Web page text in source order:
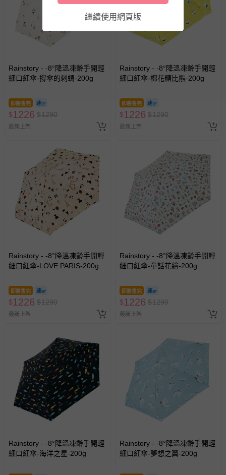
Rainstory - -8°降溫凍齡手開輕
細口紅傘-撐傘的刺蝟-200g
即將售完
$1226 $1290
最新上架
Rainstory - -8°降溫凍齡手開輕
細口紅傘-棉花糖比熊-200g
即將售完
$1226 $1290
最新上架
Rainstory - -8°降溫凍齡手開輕
細口紅傘-LOVE PARIS-200g
即將售完
$1226 $1290
最新上架
Rainstory - -8°降溫凍齡手開輕
細口紅傘-童話花繪-200g
即將售完
$1226 $1290
最新上架
Rainstory - -8°降溫凍齡手開輕
細口紅傘-海洋之星-200g
Rainstory - -8°降溫凍齡手開輕
細口紅傘-夢想之翼-200g
繼續使用網頁版